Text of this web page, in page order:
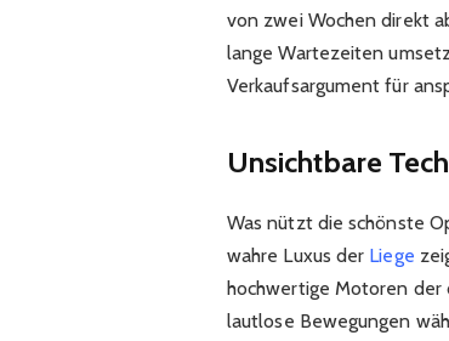
von zwei Wochen direkt
lange Wartezeiten
Verkaufsargument für
Unsichtbare
Was nützt die schönste
wahre Luxus der Liege
hochwertige Motoren der
lautlose Bewegungen